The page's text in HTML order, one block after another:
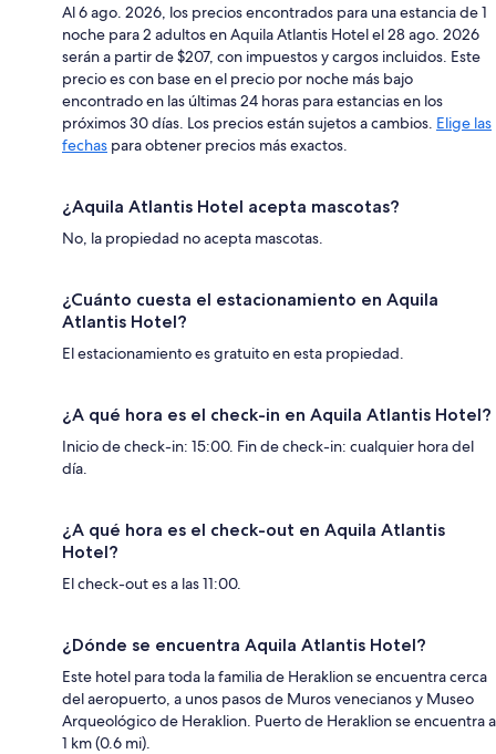
Al 6 ago. 2026, los precios encontrados para una estancia de 1
noche para 2 adultos en Aquila Atlantis Hotel el 28 ago. 2026
serán a partir de $207, con impuestos y cargos incluidos. Este
precio es con base en el precio por noche más bajo
encontrado en las últimas 24 horas para estancias en los
próximos 30 días. Los precios están sujetos a cambios. Elige las
fechas para obtener precios más exactos.
¿Aquila Atlantis Hotel acepta mascotas?
No, la propiedad no acepta mascotas.
¿Cuánto cuesta el estacionamiento en Aquila
Atlantis Hotel?
El estacionamiento es gratuito en esta propiedad.
¿A qué hora es el check-in en Aquila Atlantis Hotel?
Inicio de check-in: 15:00. Fin de check-in: cualquier hora del
día.
¿A qué hora es el check-out en Aquila Atlantis
Hotel?
El check-out es a las 11:00.
¿Dónde se encuentra Aquila Atlantis Hotel?
Este hotel para toda la familia de Heraklion se encuentra cerca
del aeropuerto, a unos pasos de Muros venecianos y Museo
Arqueológico de Heraklion. Puerto de Heraklion se encuentra a
1 km (0.6 mi).